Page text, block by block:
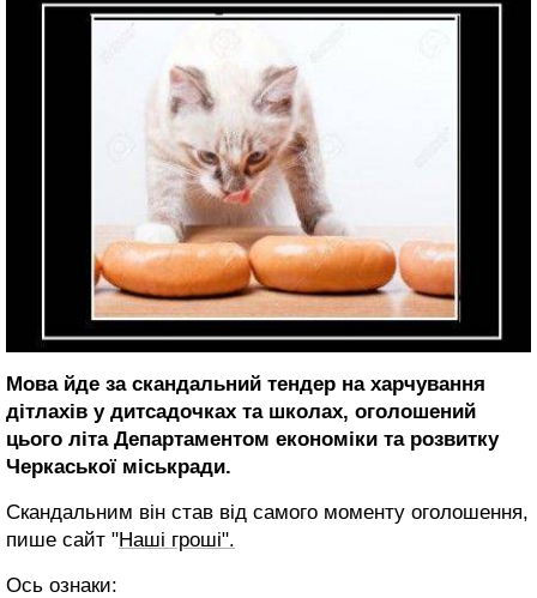
Мова йде за скандальний тендер на харчування
дітлахів у дитсадочках та школах, оголошений
цього літа Департаментом економіки та розвитку
Черкаської міськради.
Скандальним він став від самого моменту оголошення,
пише сайт "Наші гроші".
Ось ознаки: